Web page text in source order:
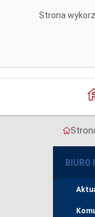
Strona
BIURO